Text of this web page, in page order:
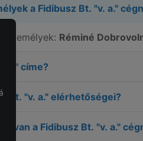
a Fidibusz Bt. "v. a."
személyek: Réminé
a." címe?
Bt. "v. a." elérhetőségei?
van a Fidibusz Bt. "v. a."